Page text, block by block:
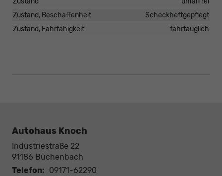
Zustand, Beschaffenheit
Scheckheftgepflegt
Zustand, Fahrfähigkeit
fahrtauglich
Autohaus Knoch
Industriestraße 22
91186 Büchenbach
Telefon: 09171-62290